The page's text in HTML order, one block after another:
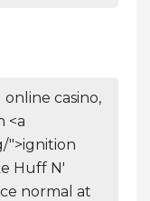
online casino,
<a
">ignition
Huff N'
normal at